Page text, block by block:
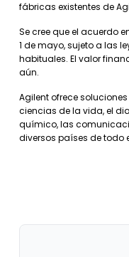
fábricas existentes de
Se cree que el acuerdo
1 de mayo, sujeto a las
habituales. El valor
aún.
Agilent ofrece
ciencias de la vida, el
químico, las
diversos países de todo